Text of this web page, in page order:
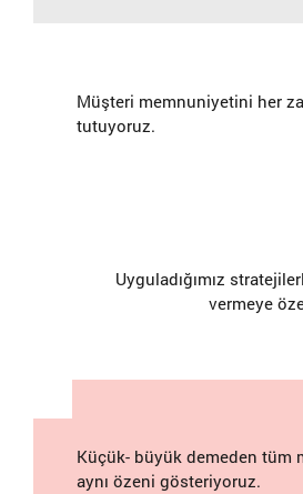
Müşteri memnuniyetini her
tutuyoruz.
Uyguladığımız
vermeye
Küçük- büyük demeden tüm
aynı özeni gösteriyoruz.